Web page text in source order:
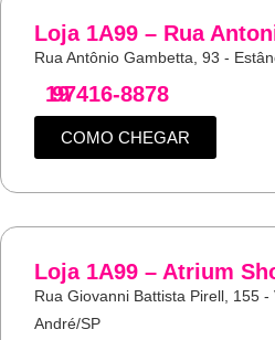
Loja 1A99 – Rua
Rua Antônio Gambetta, 93 -
19
97416-8878
COMO CHEGAR
Loja 1A99 – Atrium
Rua Giovanni Battista Pirell, 155
André/SP